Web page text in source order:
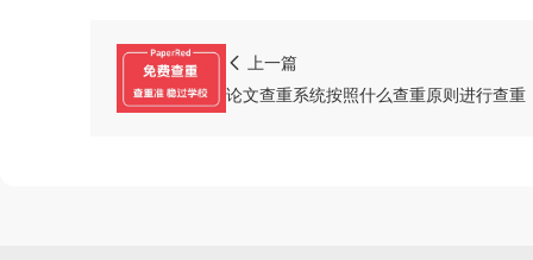
上一篇
论文查重系统按照什么查重原则进行查重